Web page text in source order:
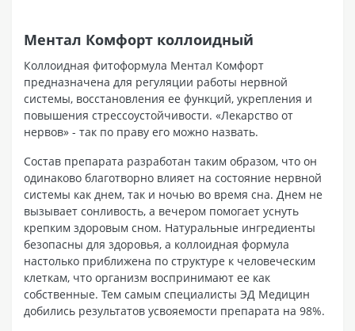
Ментал Комфорт коллоидный
Коллоидная фитоформула Ментал Комфорт
предназначена для регуляции работы нервной
системы, восстановления ее функций, укрепления и
повышения стрессоустойчивости. «Лекарство от
нервов» - так по праву его можно назвать.
Состав препарата разработан таким образом, что он
одинаково благотворно влияет на состояние нервной
системы как днем, так и ночью во время сна. Днем не
вызывает сонливость, а вечером помогает уснуть
крепким здоровым сном. Натуральные ингредиенты
безопасны для здоровья, а коллоидная формула
настолько приближена по структуре к человеческим
клеткам, что организм воспринимают ее как
собственные. Тем самым специалисты ЭД Медицин
добились результатов усвояемости препарата на 98%.